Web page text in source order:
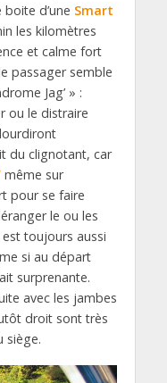
d’une Smart
les kilomètres
et calme fort
passager semble
Jag’ » :
ou le distraire
du clignotant, car
même sur
pour se faire
le ou les
toujours aussi
si au départ
surprenante.
avec les jambes
droit sont très
siège.